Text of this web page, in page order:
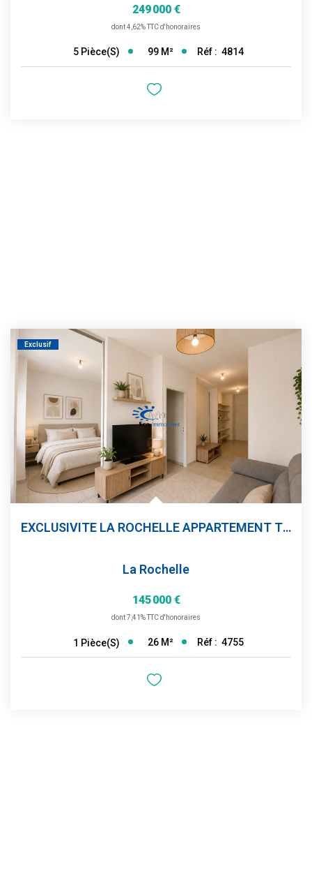
249 000 €
dont 4,62% TTC d'honoraires
5 Pièce(s) 99 M² Réf : 4814
Exclusif
EXCLUSIVITE LA ROCHELLE APPARTEMENT T1 BIS + PARKING
La Rochelle
145 000 €
dont 7,41% TTC d'honoraires
1 Pièce(s) 26 M² Réf : 4755